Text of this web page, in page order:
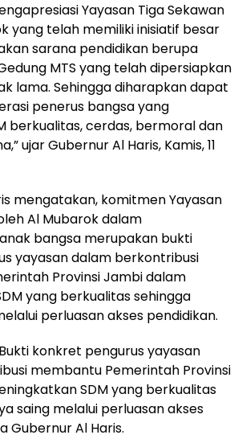
Yayasan Tiga Sekawan
yang telah memiliki inisiatif besar
sarana pendidikan berupa
MTS yang telah dipersiapkan
lama. Sehingga diharapkan dapat
penerus bangsa yang
berkualitas, cerdas, bermoral dan
ujar Gubernur Al Haris, Kamis, 11
mengatakan, komitmen Yayasan
Al Mubarok dalam
bangsa merupakan bukti
yayasan dalam berkontribusi
Provinsi Jambi dalam
yang berkualitas sehingga
perluasan akses pendidikan.
konkret pengurus yayasan
membantu Pemerintah Provinsi
SDM yang berkualitas
saing melalui perluasan akses
Gubernur Al Haris.